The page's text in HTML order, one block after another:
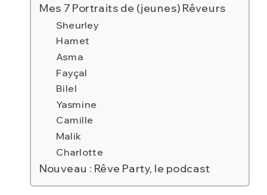
Mes 7 Portraits de (jeunes) Rêveurs
Sheurley
Hamet
Asma
Fayçal
Bilel
Yasmine
Camille
Malik
Charlotte
Nouveau : Rêve Party, le podcast